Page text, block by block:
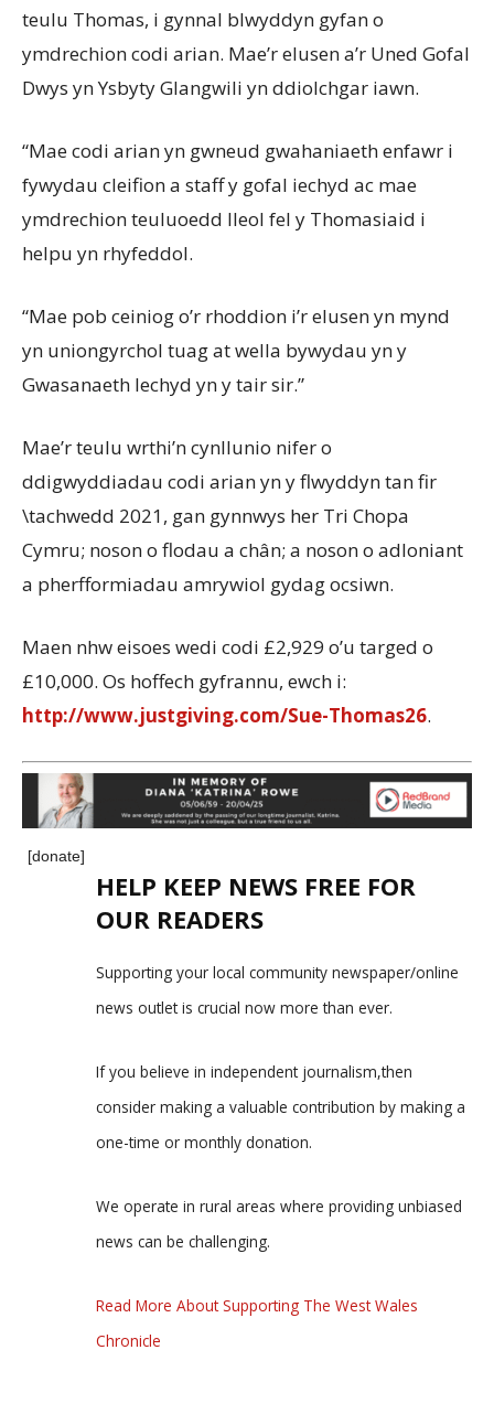
teulu Thomas, i gynnal blwyddyn gyfan o
ymdrechion codi arian. Mae’r elusen a’r Uned Gofal
Dwys yn Ysbyty Glangwili yn ddiolchgar iawn.
“Mae codi arian yn gwneud gwahaniaeth enfawr i
fywydau cleifion a staff y gofal iechyd ac mae
ymdrechion teuluoedd lleol fel y Thomasiaid i
helpu yn rhyfeddol.
“Mae pob ceiniog o’r rhoddion i’r elusen yn mynd
yn uniongyrchol tuag at wella bywydau yn y
Gwasanaeth Iechyd yn y tair sir.”
Mae’r teulu wrthi’n cynllunio nifer o
ddigwyddiadau codi arian yn y flwyddyn tan fir
\tachwedd 2021, gan gynnwys her Tri Chopa
Cymru; noson o flodau a chân; a noson o adloniant
a pherfformiadau amrywiol gydag ocsiwn.
Maen nhw eisoes wedi codi £2,929 o’u targed o
£10,000. Os hoffech gyfrannu, ewch i:
http://www.justgiving.com/Sue-Thomas26.
[donate]
HELP KEEP NEWS FREE FOR
OUR READERS
Supporting your local community newspaper/online
news outlet is crucial now more than ever.
If you believe in independent journalism,then
consider making a valuable contribution by making a
one-time or monthly donation.
We operate in rural areas where providing unbiased
news can be challenging.
Read More About Supporting The West Wales
Chronicle